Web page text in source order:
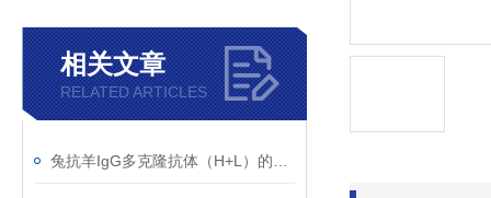
相关文章
RELATED ARTICLES